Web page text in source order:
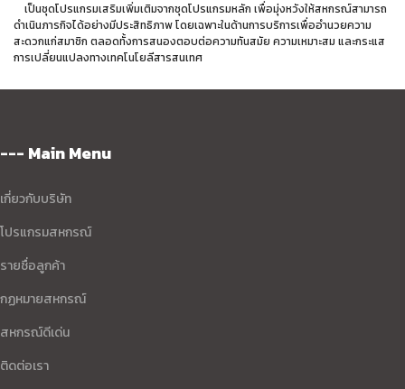
เป็นชุดโปรแกรมเสริมเพิ่มเติมจากชุดโปรแกรมหลัก เพื่อมุ่งหวังให้สหกรณ์สามารถ
ดำเนินภารกิจได้อย่างมีประสิทธิภาพ โดยเฉพาะในด้านการบริการเพื่ออำนวยความ
สะดวกแก่สมาชิก ตลอดทั้งการสนองตอบต่อความทันสมัย ความเหมาะสม และกระแส
การเปลี่ยนแปลงทางเทคโนโยลีสารสนเทศ
--- Main Menu
เกี่ยวกับบริษัท
โปรแกรมสหกรณ์
รายชื่อลูกค้า
กฏหมายสหกรณ์
สหกรณ์ดีเด่น
ติดต่อเรา